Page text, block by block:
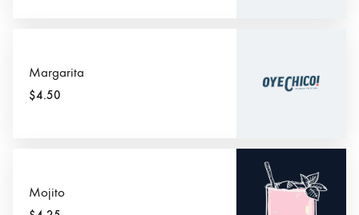
Margarita
$4.50
Mojito